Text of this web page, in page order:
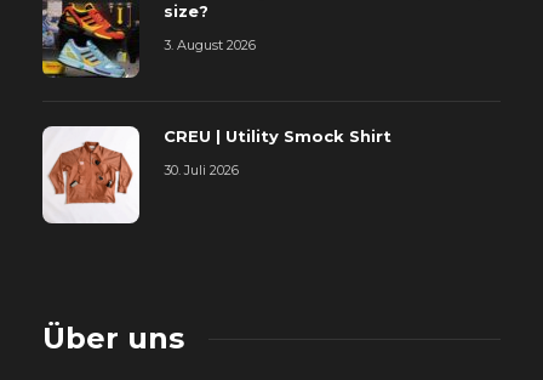
size?
3. August 2026
CREU | Utility Smock Shirt
30. Juli 2026
Über uns